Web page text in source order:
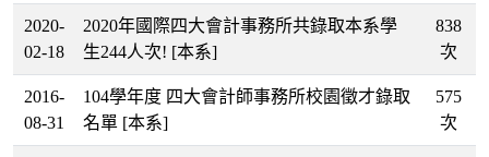
2020-
02-18
2020年國際四大會計事務所共錄取本系學
生244人次! [本系]
838
次
2016-
08-31
104學年度 四大會計師事務所校園徵才錄取
名單 [本系]
575
次